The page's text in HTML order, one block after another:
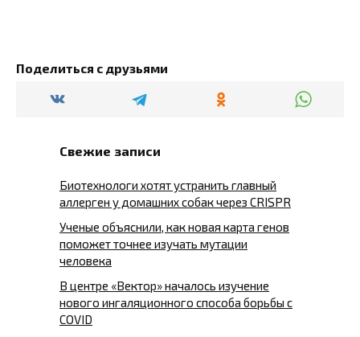
Поделиться с друзьями
Свежие записи
Биотехнологи хотят устранить главный
аллерген у домашних собак через CRISPR
Ученые объяснили, как новая карта генов
поможет точнее изучать мутации
человека
В центре «Вектор» началось изучение
нового ингаляционного способа борьбы с
COVID